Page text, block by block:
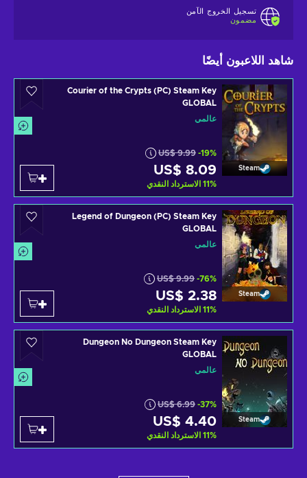
تسجيل الخروج الآمن
مضمون
شاهد اللاعبون أيضًا
Steam
Courier of the Crypts (PC) Steam Key
GLOBAL
عالمي
US$ 9.99 -19%
US$ 8.09
11% الاسترداد النقدي
Steam
Legend of Dungeon (PC) Steam Key
GLOBAL
عالمي
US$ 9.99 -76%
US$ 2.38
11% الاسترداد النقدي
Steam
Dungeon No Dungeon Steam Key
GLOBAL
عالمي
US$ 6.99 -37%
US$ 4.40
11% الاسترداد النقدي